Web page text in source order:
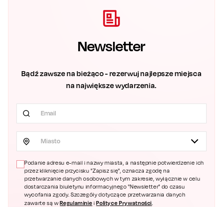
Newsletter
Bądź zawsze na bieżąco - rezerwuj najlepsze miejsca
na największe wydarzenia.
Miasto
Podanie adresu e-mail i nazwy miasta, a następnie potwierdzenie ich
przez kliknięcie przycisku "Zapisz się", oznacza zgodę na
przetwarzanie danych osobowych w tym zakresie, wyłącznie w celu
dostarczania biuletynu informacyjnego "Newsletter" do czasu
wycofania zgody. Szczegóły dotyczące przetwarzania danych
zawarte są wRegulaminie iPolityce Prywatności.